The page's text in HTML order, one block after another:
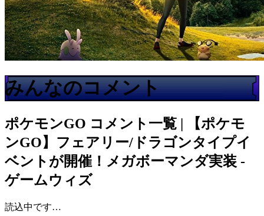
みんなのコメント
ポケモンGO コメント一覧 | 【ポケモ
ンGO】フェアリー/ドラゴンタイプイ
ベントが開催！メガボーマンダ実装 -
ゲームウィズ
読込中です…